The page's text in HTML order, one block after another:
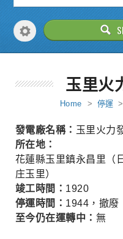
玉里火
Home > 停運
發電廠名稱： 玉里火力
所在地：
花蓮縣玉里鎮永昌里（
庄玉里）
竣工時間： 1920
停運時間： 1944，撤廢
至今仍在運轉中： 無